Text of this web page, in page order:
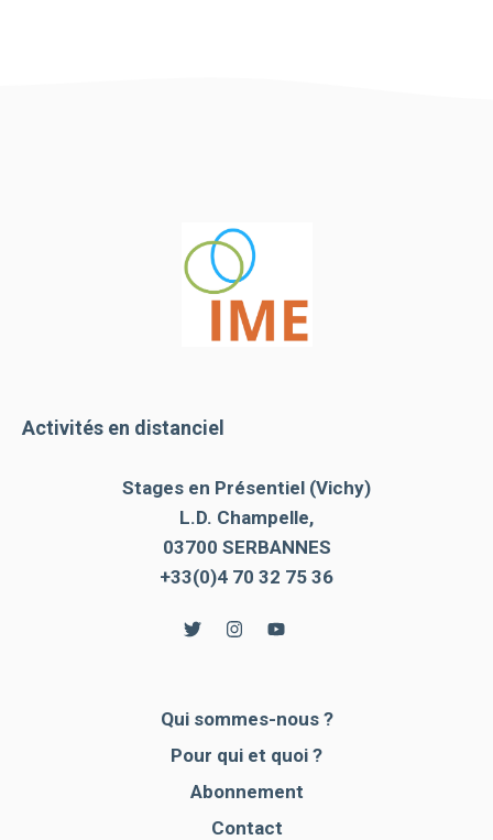
Activités en distanciel
Stages en Présentiel (Vichy)
L.D. Champelle,
03700 SERBANNES
+33(0)4 70 32 75 36
Qui sommes-nous ?
Pour qui et quoi ?
Abonnement
Contact